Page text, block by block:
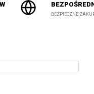
BEZPIECZNE